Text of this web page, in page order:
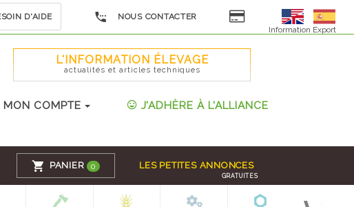
D'AIDE
NOUS CONTACTER
Information Export
L'INFORMATION ÉLEVAGE
actualités et articles techniques
MON COMPTE J'ADHÈRE À L'ALLIANCE
PANIER 0 LES PETITES ANNONCES
GRATUITES